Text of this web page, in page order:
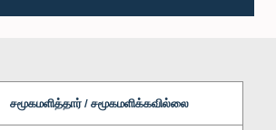
சமூகமளித்தார் / சமூகமளிக்கவில்லை